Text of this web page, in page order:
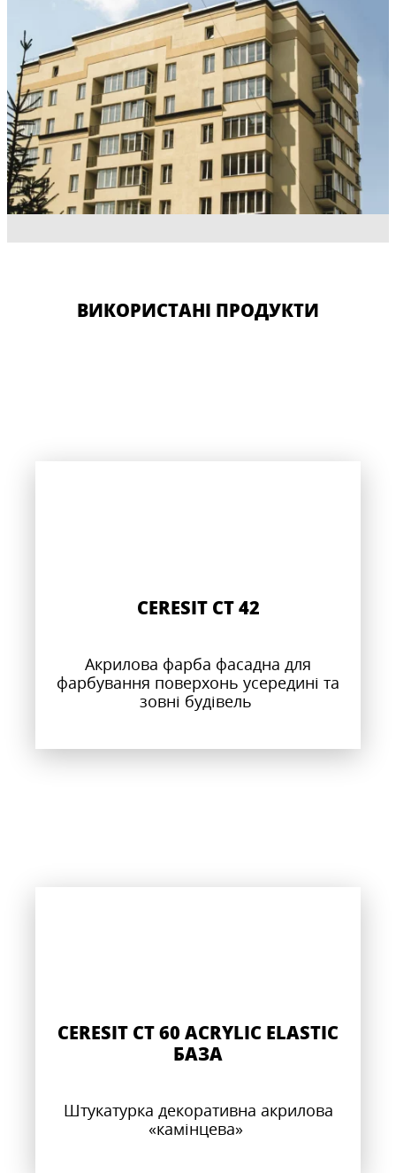
ВИКОРИСТАНІ ПРОДУКТИ
CERESIT CT 42
Акрилова фарба фасадна для
фарбування поверхонь усередині та
зовні будівель
CERESIT CT 60 ACRYLIC ELASTIC
БАЗА
Штукатурка декоративна акрилова
«камінцева»